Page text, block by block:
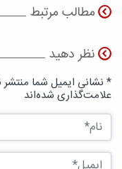
مطالب مرتبط
نظر دهید
* نشانی ایمیل شما
علامت‌گذاری شده‌اند